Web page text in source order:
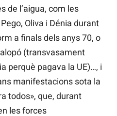
de l’aigua, com les
Oliva i Dénia durant
a finals dels anys 70, o
(transvasament
perquè pagava la UE)…, i
manifestacions sota la
todos», que, durant
les forces